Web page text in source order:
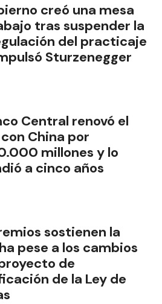
creó una mesa
tras suspender la
del practicaje
Sturzenegger
Central renovó el
China por
millones y lo
a cinco años
sostienen la
pese a los cambios
de
de la Ley de